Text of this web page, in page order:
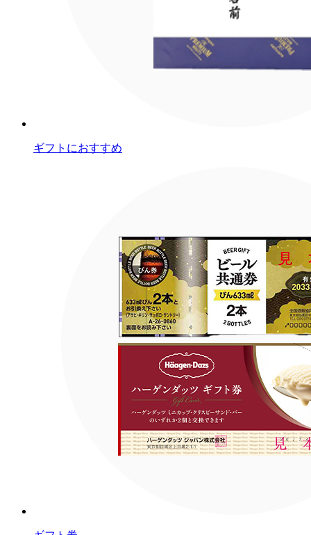
ギフトにおすすめ